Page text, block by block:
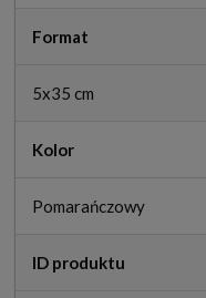
Format
5x35 cm
Kolor
Pomarańczowy
ID produktu